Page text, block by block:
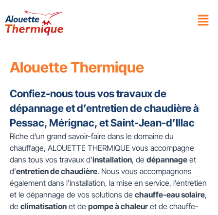
Alouette Thermique
Confiez-nous tous vos travaux de
dépannage et d’entretien de chaudière à
Pessac, Mérignac, et Saint-Jean-d’Illac
Riche d’un grand savoir-faire dans le domaine du
chauffage, ALOUETTE THERMIQUE vous accompagne
dans tous vos travaux d’installation, de dépannage et
d’entretien de chaudière. Nous vous accompagnons
également dans l’installation, la mise en service, l’entretien
et le dépannage de vos solutions de chauffe-eau solaire,
de climatisation et de pompe à chaleur et de chauffe-